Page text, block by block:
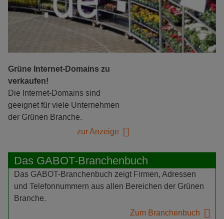
Grüne Internet-Domains zu
verkaufen!
Die Internet-Domains sind
geeignet für viele Unternehmen
der Grünen Branche.
zur Anzeige
Das GABOT-Branchenbuch
Das GABOT-Branchenbuch zeigt Firmen, Adressen
und Telefonnummern aus allen Bereichen der Grünen
Branche.
Zum Branchenbuch